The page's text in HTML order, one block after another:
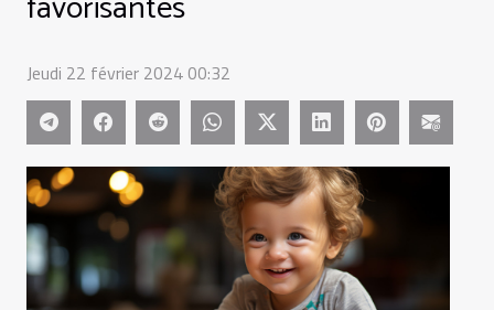
Jeudi 22 février 2024 00:32